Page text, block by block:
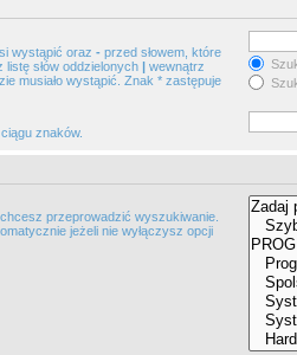
wystąpić oraz - przed słowem, które
słów oddzielonych | wewnątrz
musiało wystąpić. Znak * zastępuje
znaków.
przeprowadzić wyszukiwanie.
jeżeli nie wyłączysz opcji